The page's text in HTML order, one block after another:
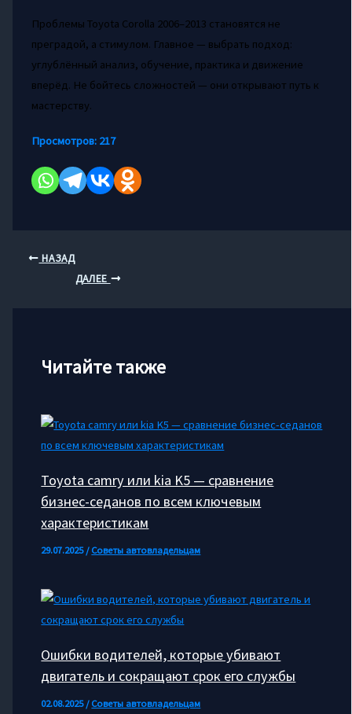
Проблемы Toyota Corolla 2006–2013 становятся не
преградой, а стимулом. Главное — выбрать подход:
углублённый анализ, обучение, практика и движение
вперёд. Не бойтесь сложностей — они открывают путь к
мастерству.
Просмотров: 217
НАЗАД
ДАЛЕЕ
Читайте также
Toyota camry или kia K5 — сравнение
бизнес-седанов по всем ключевым
характеристикам
29.07.2025/Советы автовладельцам
Ошибки водителей, которые убивают
двигатель и сокращают срок его службы
02.08.2025/Советы автовладельцам